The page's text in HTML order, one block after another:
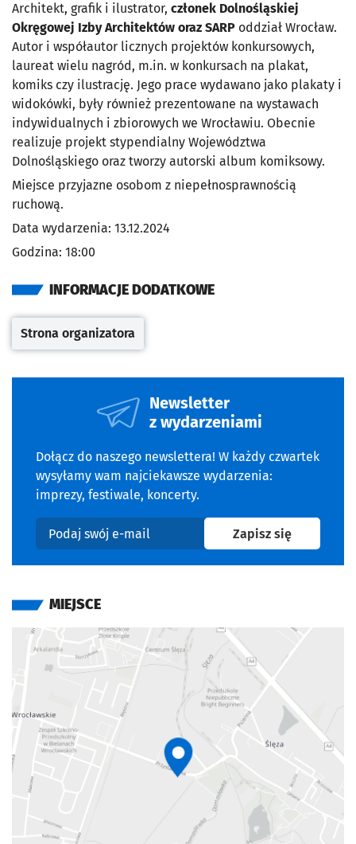
Architekt, grafik i ilustrator, członek Dolnośląskiej
Okręgowej Izby Architektów oraz SARP oddział Wrocław.
Autor i współautor licznych projektów konkursowych,
laureat wielu nagród, m.in. w konkursach na plakat,
komiks czy ilustrację. Jego prace wydawano jako plakaty i
widokówki, były również prezentowane na wystawach
indywidualnych i zbiorowych we Wrocławiu. Obecnie
realizuje projekt stypendialny Województwa
Dolnośląskiego oraz tworzy autorski album komiksowy.
Miejsce przyjazne osobom z niepełnosprawnością
ruchową.
Data wydarzenia: 13.12.2024
Godzina: 18:00
INFORMACJE DODATKOWE
Otwiera się w nowej karcie
Strona organizatora
Newsletter
z wydarzeniami
Dołącz do naszego newslettera! W każdy czwartek
wysyłamy wam najciekawsze wydarzenia:
imprezy, festiwale, koncerty.
Podaj swój e-mail
Zapisz sięna
MIEJSCE